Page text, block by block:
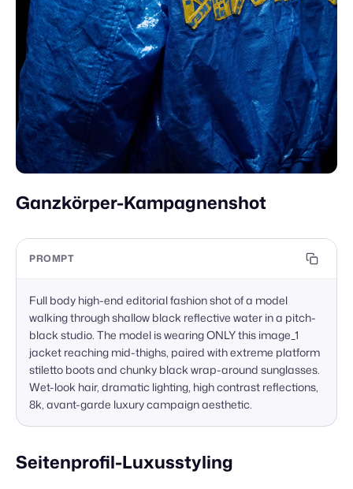
Ganzkörper-Kampagnenshot
PROMPT
Full body high-end editorial fashion shot of a model
walking through shallow black reflective water in a pitch-
black studio. The model is wearing ONLY this image_1
jacket reaching mid-thighs, paired with extreme platform
stiletto boots and chunky black wrap-around sunglasses.
Wet-look hair, dramatic lighting, high contrast reflections,
8k, avant-garde luxury campaign aesthetic.
Seitenprofil-Luxusstyling